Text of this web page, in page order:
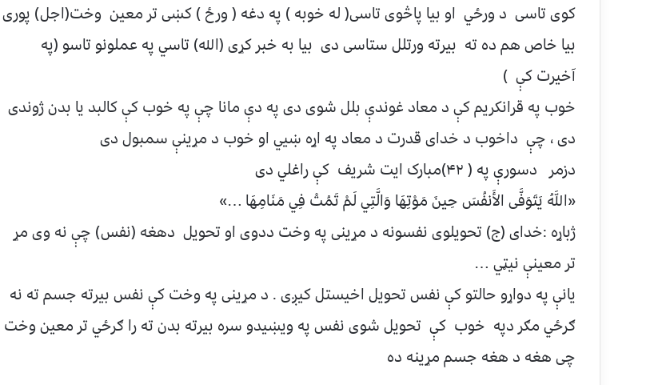
کوی تاسی د ورځي او بیا پاڅوی تاسی( له خوبه ) په دغه ( ورځ ) کښی تر معین وخت(اجل) پوری
بیا خاص هم ده ته بیرته ورتلل ستاسی دی بیا به خبر کړی (الله) تاسي په عملونو تاسو (په
آخیرت کې )
خوب په قرانکریم کې د معاد غوندې بلل شوی دی په دې مانا چې په خوب کې کالبد یا بدن ژوندی
دی ، چې داخوب د خدای قدرت د معاد په اړه ښیي او خوب د مړینې سمبول دی
دزمر دسورې په ( ۴۲)مبارک ایت شریف کې راغلي دی
«اللَّهُ يَتَوَفَّى الأَنفُسَ حِينَ مَوْتِهَا وَالَّتِي لَمْ تَمُتْ فِي مَنَامِهَا …»
ژباړه :خدای (ج) تحویلوی نفسونه د مړینی په وخت ددوی او تحویل دهغه (نفس) چې نه وی مړ
تر معینې نیټي …
یانې په دواړو حالتو کې نفس تحویل اخیستل کیږی . د مړینی په وخت کې نفس بیرته جسم ته نه
ګرځي مګر دپه خوب کې تحویل شوی نفس په ويښیدو سره بیرته بدن ته را ګرځي تر معین وخت
چی هغه د هغه جسم مړینه ده